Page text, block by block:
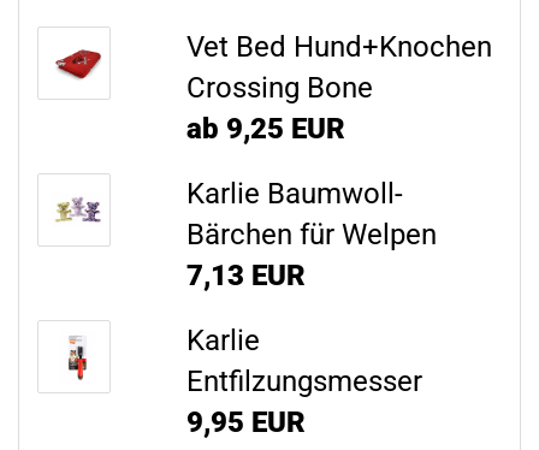
Vet Bed Hund+Knochen
Crossing Bone
ab 9,25 EUR
Karlie Baumwoll-
Bärchen für Welpen
7,13 EUR
Karlie
Entfilzungsmesser
9,95 EUR